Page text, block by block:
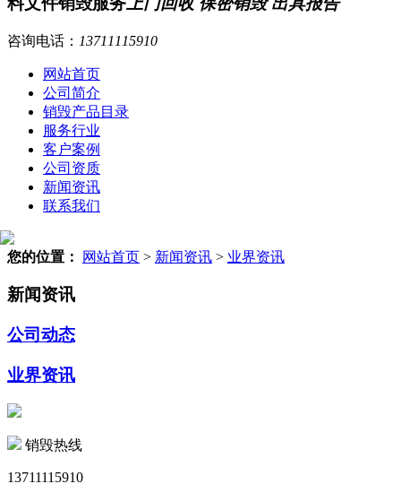
咨询电话： 13711115910
网站首页
公司简介
销毁产品目录
服务行业
客户案例
公司资质
新闻资讯
联系我们
您的位置： 网站首页 > 新闻资讯 > 业界资讯
新闻资讯
公司动态
业界资讯
销毁热线
13711115910